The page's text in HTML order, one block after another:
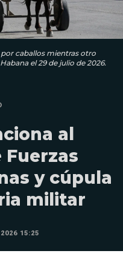
caballos mientras otro
el 29 de julio de 2026.
al
y cúpula
militar
15:25